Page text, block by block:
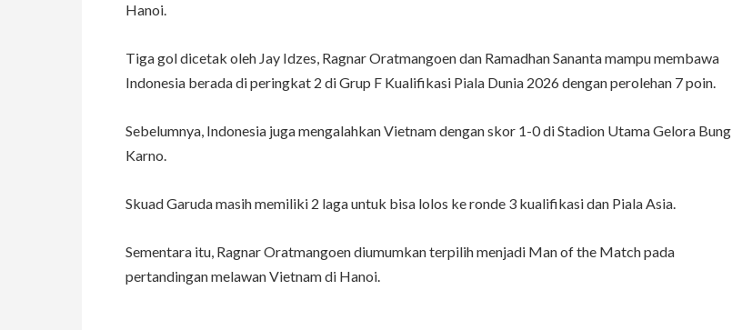
Hanoi.
Tiga gol dicetak oleh Jay Idzes, Ragnar Oratmangoen dan Ramadhan Sananta mampu membawa
Indonesia berada di peringkat 2 di Grup F Kualifikasi Piala Dunia 2026 dengan perolehan 7 poin.
Sebelumnya, Indonesia juga mengalahkan Vietnam dengan skor 1-0 di Stadion Utama Gelora Bung
Karno.
Skuad Garuda masih memiliki 2 laga untuk bisa lolos ke ronde 3 kualifikasi dan Piala Asia.
Sementara itu, Ragnar Oratmangoen diumumkan terpilih menjadi Man of the Match pada
pertandingan melawan Vietnam di Hanoi.